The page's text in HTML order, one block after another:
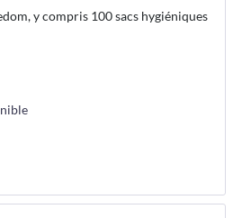
y compris 100 sacs hygiéniques